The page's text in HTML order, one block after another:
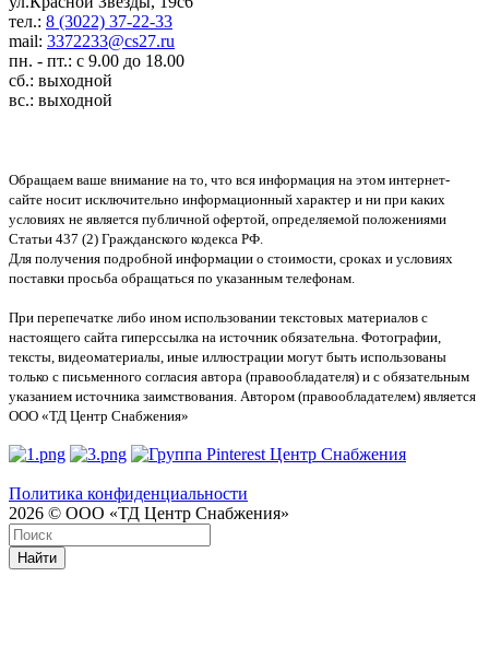
тел.: 8 (3022) 37-22-33
mail: 3372233@cs27.ru
пн. - пт.: с 9.00 до 18.00
сб.: выходной
вс.: выходной
Обращаем ваше внимание на то, что вся информация на этом интернет-
сайте носит исключительно информационный характер и ни при каких
условиях не является публичной офертой, определяемой положениями
Статьи 437 (2) Гражданского кодекса РФ.
Для получения подробной информации о стоимости, сроках и условиях
поставки просьба обращаться по указанным телефонам.
При перепечатке либо ином использовании текстовых материалов с
настоящего сайта гиперссылка на источник обязательна. Фотографии,
тексты, видеоматериалы, иные иллюстрации могут быть использованы
только с письменного согласия автора (правообладателя) и с обязательным
указанием источника заимствования. Автором (правообладателем) является
ООО «ТД Центр Снабжения»
Политика конфиденциальности
2026 © ООО «ТД Центр Снабжения»
Найти